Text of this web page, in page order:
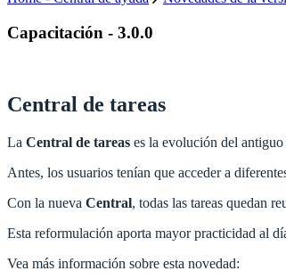
Capacitación - 3.0.0
Central de tareas
La Central de tareas es la evolución del antiguo
Antes, los usuarios tenían que acceder a
Con la nueva Central, todas las tareas quedan
Esta reformulación aporta mayor practicidad al
Vea más información sobre esta novedad: